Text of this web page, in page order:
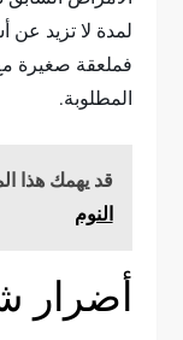
لمدة لا تزيد عن
فملعقة صغيرة مع
المطلوبة.
قد يهمك هذا
النوم
أضرار